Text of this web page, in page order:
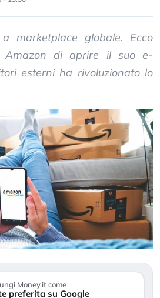
marketplace globale. Ecco
Amazon di aprire il suo e-
esterni ha rivoluzionato lo
Money.it come
preferita su Google